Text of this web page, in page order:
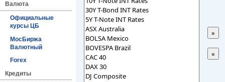
Валюта
Официальные
курсы ЦБ
МосБиржа
Валютный
Forex
Кредиты
»
«